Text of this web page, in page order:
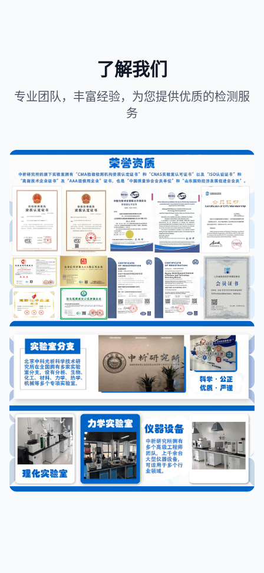
了解我们
专业团队，丰富经验，为您提供优质的检测服
务